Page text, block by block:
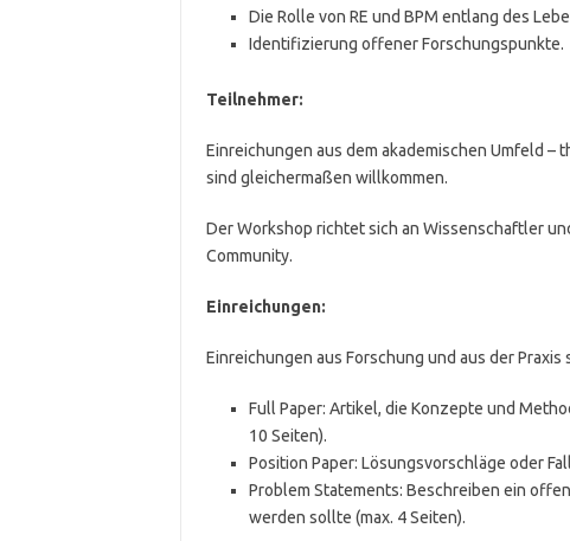
Die Rolle von RE und BPM entlang des
Identifizierung offener Forschungspunkte.
Teilnehmer:
Einreichungen aus dem akademischen Umfeld
sind gleichermaßen willkommen.
Der Workshop richtet sich an Wissenschaftler
Community.
Einreichungen:
Einreichungen aus Forschung und aus der
Full Paper: Artikel, die Konzepte und
10 Seiten).
Position Paper: Lösungsvorschläge oder
Problem Statements: Beschreiben ein
werden sollte (max. 4 Seiten).